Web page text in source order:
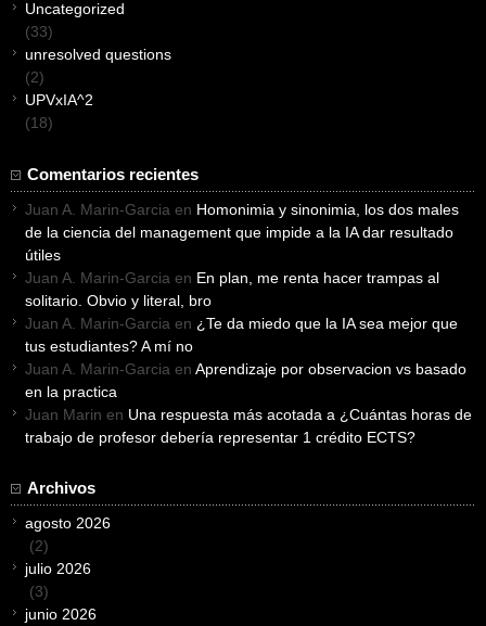
Uncategorized
(33)
unresolved questions
(2)
UPVxIA^2
(18)
Comentarios recientes
Juan A. Marin-Garcia en Homonimia y sinonimia, los dos males
de la ciencia del management que impide a la IA dar resultado
útiles
Juan A. Marin-Garcia en En plan, me renta hacer trampas al
solitario. Obvio y literal, bro
Juan A. Marin-Garcia en ¿Te da miedo que la IA sea mejor que
tus estudiantes? A mí no
Juan A. Marin-Garcia en Aprendizaje por observacion vs basado
en la practica
Juan Marin en Una respuesta más acotada a ¿Cuántas horas de
trabajo de profesor debería representar 1 crédito ECTS?
Archivos
agosto 2026
(2)
julio 2026
(3)
junio 2026